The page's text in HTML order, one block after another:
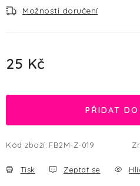
Možnosti doručení
25 Kč
PŘIDAT
Kód zboží: FB2M-Z-019
Tisk Zeptat se